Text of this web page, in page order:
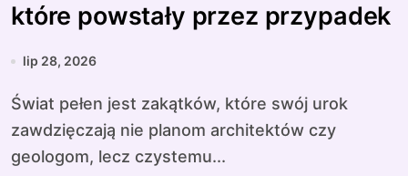
które powstały przez przypadek
lip 28, 2026
Świat pełen jest zakątków, które swój urok
zawdzięczają nie planom architektów czy
geologom, lecz czystemu...